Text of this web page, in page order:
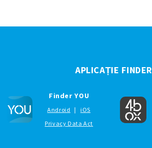
APLICAȚIE FINDER
Finder YOU
Android |
iOS
Privacy Data Act